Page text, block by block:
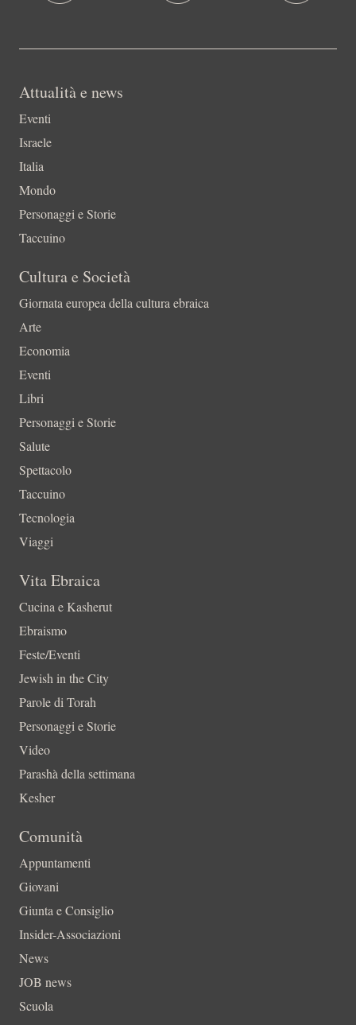
Attualità e news
Eventi
Israele
Italia
Mondo
Personaggi e Storie
Taccuino
Cultura e Società
Giornata europea della cultura ebraica
Arte
Economia
Eventi
Libri
Personaggi e Storie
Salute
Spettacolo
Taccuino
Tecnologia
Viaggi
Vita Ebraica
Cucina e Kasherut
Ebraismo
Feste/Eventi
Jewish in the City
Parole di Torah
Personaggi e Storie
Video
Parashà della settimana
Kesher
Comunità
Appuntamenti
Giovani
Giunta e Consiglio
Insider-Associazioni
News
JOB news
Scuola